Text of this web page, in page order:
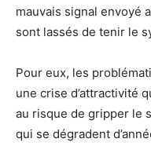
mauvais signal envoyé
sont lassés de tenir le
Pour eux, les
une crise d’attractivité
au risque de gripper le
qui se dégradent